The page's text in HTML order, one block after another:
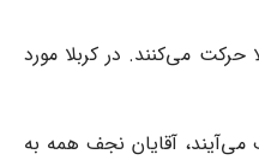
می‌کنند. در کربلا مورد
آقایان نجف همه به